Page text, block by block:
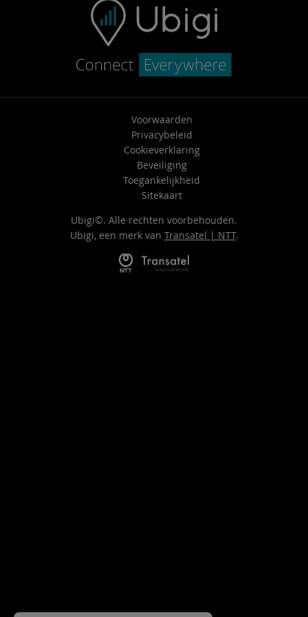
Voorwaarden
Privacybeleid
Cookieverklaring
Beveiliging
Toegankelijkheid
Sitekaart
Ubigi©. Alle rechten voorbehouden.
Ubigi, een merk van Transatel | NTT.